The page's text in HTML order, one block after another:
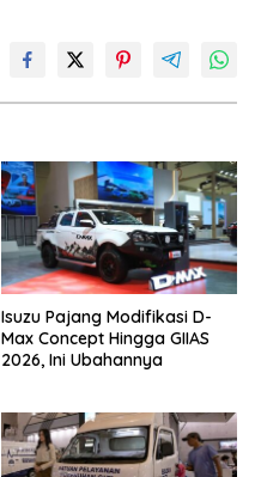
Isuzu Pajang Modifikasi D-
Max Concept Hingga GIIAS
2026, Ini Ubahannya